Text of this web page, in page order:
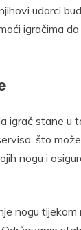
udarci
igračima
igrač stane u
što
nogu i
nogu tijekom